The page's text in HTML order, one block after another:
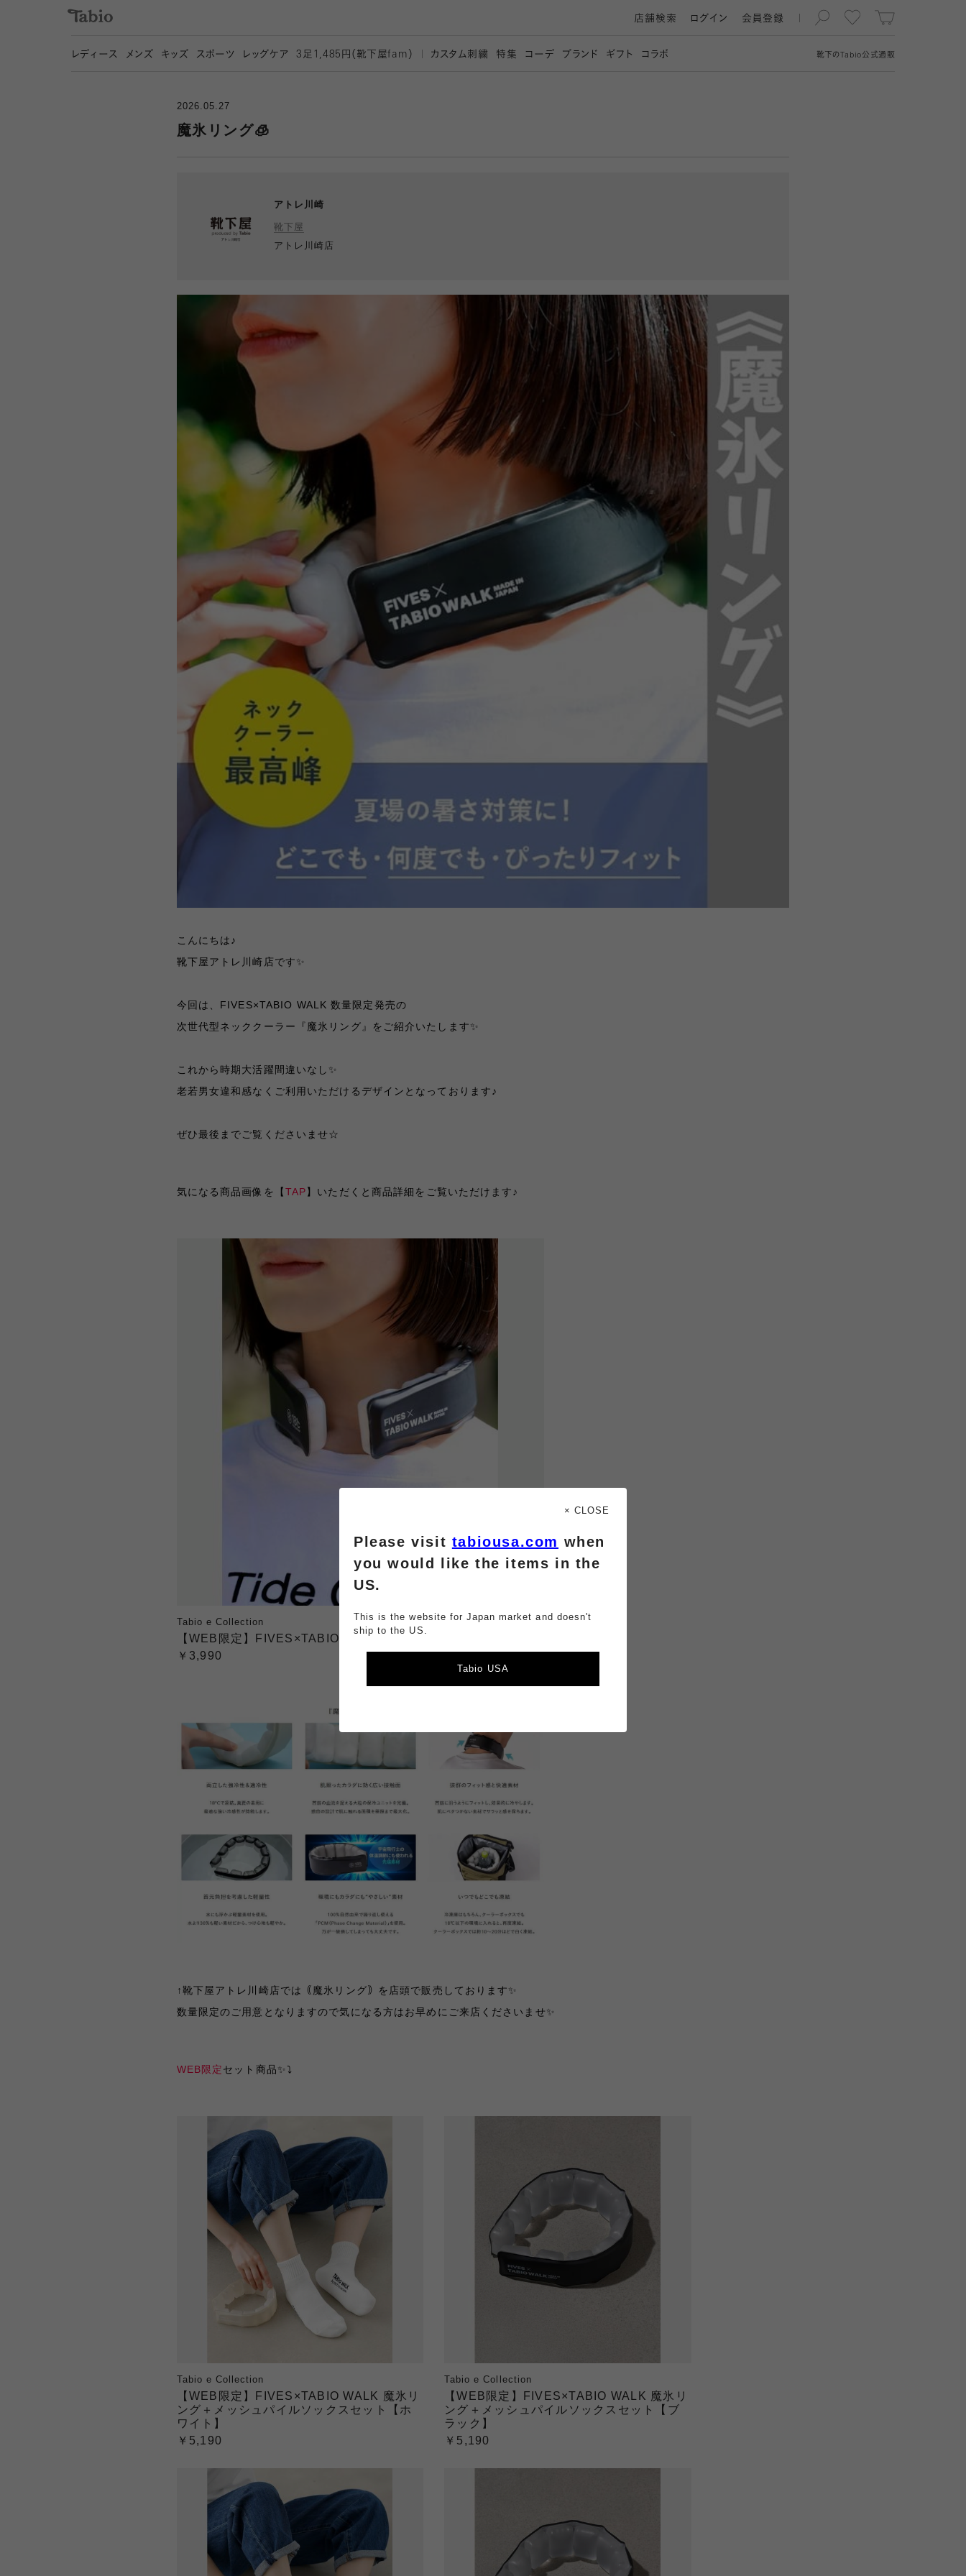
靴下の Tabio公式通販
店舗検索 ログイン 会員登録
レディース メンズ キッズ スポーツ レッグケア 3 足1,485円（靴下屋fam） カスタム刺繍 特集 コーデ ブランド ギフト コラボ
2026.05.27
魔氷リング🧊
アトレ川崎
靴下屋
アトレ川崎店
こんにちは♪
靴下屋アトレ川崎店です✨
今回は、FIVES×TABIO WALK 数量限定発売の
次世代型ネッククーラー『魔氷リング』をご紹介いたします✨
これから時期大活躍間違いなし✨
老若男女違和感なくご利用いただけるデザインとなっております♪
ぜひ最後までご覧くださいませ☆
気になる商品画像を【TAP】いただくと商品詳細をご覧いただけます♪
Tabio e Collection
【WEB限定】FIVES×TABIO WALK 魔氷リング
￥3,990
↑靴下屋アトレ川崎店では ｟魔氷リング｠を 店頭で販売しております✨
数量限定のご用意となりますので気になる方はお早めにご来店くださいませ✨
WEB限定セット商品✨⤵︎
Tabio e Collection
【WEB限定】FIVES×TABIO WALK 魔氷リ
ング＋メッシュパイルソックスセット【ホ
ワイト】
￥5,190
Tabio e Collection
【WEB限定】FIVES×TABIO WALK 魔氷リ
ング＋メッシュパイルソックスセット【ブ
ラック】
￥5,190
× CLOSE
Please visit tabiousa.com when
you would like the items in the
US.
This is the website for Japan market and doesn't
ship to the US.
Tabio USA